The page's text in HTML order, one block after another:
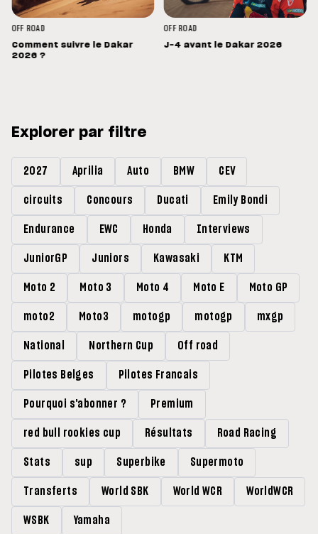
OFF ROAD
Comment suivre le Dakar
2026 ?
OFF ROAD
J-4 avant le Dakar 2026
Explorer par filtre
2027 Aprilia Auto BMW CEV
circuits Concours Ducati Emily Bondi
Endurance EWC Honda Interviews
JuniorGP Juniors Kawasaki KTM
Moto 2 Moto 3 Moto 4 Moto E Moto GP
moto2 Moto3 motogp motogp mxgp
National Northern Cup Off road
Pilotes Belges Pilotes Francais
Pourquoi s'abonner ? Premium
red bull rookies cup Résultats Road Racing
Stats sup Superbike Supermoto
Transferts World SBK World WCR WorldWCR
WSBK Yamaha